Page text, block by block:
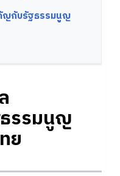
ญกับรัฐธรรมนูญ
รรมนูญ
ย